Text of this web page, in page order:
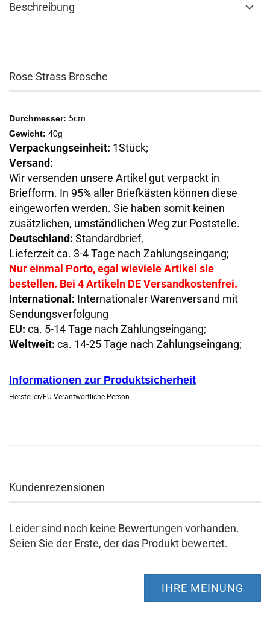
Beschreibung
Rose Strass Brosche
Durchmesser: 5cm
Gewicht: 40g
Verpackungseinheit: 1Stück;
Versand:
Wir versenden unsere Artikel gut verpackt in
Briefform. In 95% aller Briefkästen können diese
eingeworfen werden. Sie haben somit keinen
zusätzlichen, umständlichen Weg zur Poststelle.
Deutschland: Standardbrief,
Lieferzeit ca. 3-4 Tage nach Zahlungseingang;
Nur einmal Porto, egal wieviele Artikel sie
bestellen. Bei 4 Artikeln DE Versandkostenfrei.
International: Internationaler Warenversand mit
Sendungsverfolgung
EU: ca. 5-14 Tage nach Zahlungseingang;
Weltweit: ca. 14-25 Tage nach Zahlungseingang;
Informationen zur Produktsicherheit
Hersteller/EU Verantwortliche Person
Kundenrezensionen
Leider sind noch keine Bewertungen vorhanden.
Seien Sie der Erste, der das Produkt bewertet.
IHRE MEINUNG